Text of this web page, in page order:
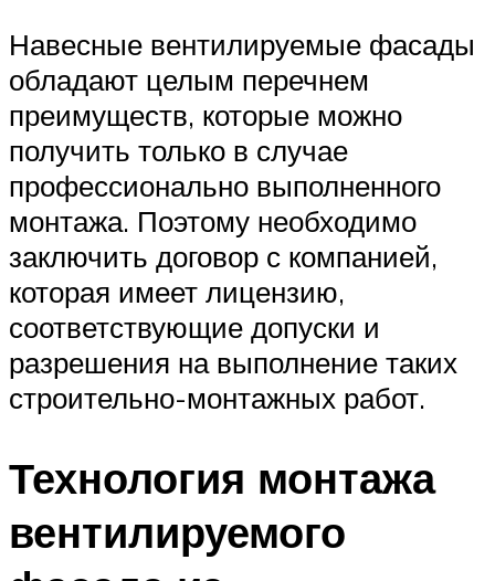
Навесные вентилируемые фасады
обладают целым перечнем
преимуществ, которые можно
получить только в случае
профессионально выполненного
монтажа. Поэтому необходимо
заключить договор с компанией,
которая имеет лицензию,
соответствующие допуски и
разрешения на выполнение таких
строительно-монтажных работ.
Технология монтажа
вентилируемого